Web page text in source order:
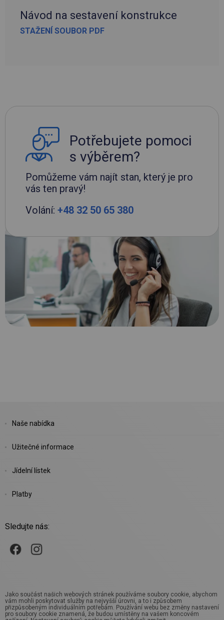
Návod na sestavení konstrukce
STAŽENÍ SOUBOR PDF
Potřebujete pomoci
s výběrem?
Pomůžeme vám najít stan, který je pro
vás ten pravý!
Volání: +48 32 50 65 380
Naše nabídka
Užitečné informace
Jídelní lístek
Platby
Sledujte nás:
Jako součást našich webových stránek používáme soubory cookie, abychom
vám mohli poskytovat služby na nejvyšší úrovni, a to i způsobem
přizpůsobeným individuálním potřebám. Používání webu bez změny nastavení
pro soubory cookie znamená, že budou umístěny na vašem koncovém